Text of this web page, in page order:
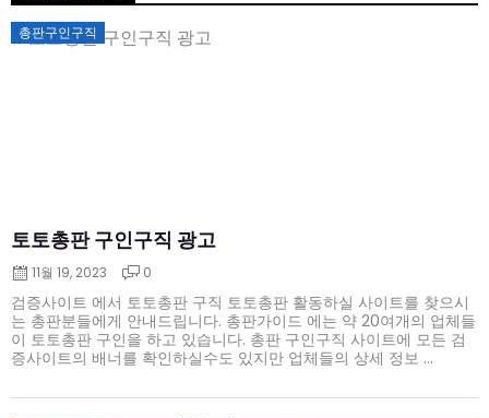
총판구인구직
토토총판 구인구직 광고
Posted
on
11월 19, 2023 0
검증사이트 에서 토토총판 구직 토토총판 활동하실 사이트를 찾으시
는 총판분들에게 안내드립니다. 총판가이드 에는 약 20여개의 업체들
이 토토총판 구인을 하고 있습니다. 총판 구인구직 사이트에 모든 검
증사이트의 배너를 확인하실수도 있지만 업체들의 상세 정보 ...